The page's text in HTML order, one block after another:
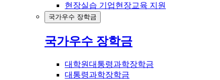
현장실습 기업현장교육 지원
국가우수 장학금
국가우수 장학금
대학원대통령과학장학금
대통령과학장학금